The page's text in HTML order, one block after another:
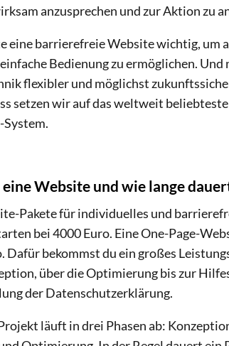
anzusprechen und zur Aktion zu
eine barrierefreie Website wichtig, um
Bedienung zu ermöglichen. Und
flexibler und möglichst
setzen wir auf das weltweit
Website und wie lange
Pakete für individuelles und
bei 4000 Euro. Eine One-Page-
Dafür bekommst du ein großes
über die Optimierung bis zur
der Datenschutzerklärung.
läuft in drei Phasen ab: